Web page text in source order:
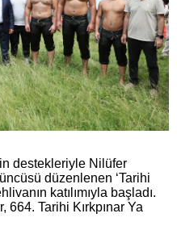
destekleriyle Nilüfer
düzenlenen ‘Tarihi
katılımıyla başladı.
664. Tarihi Kırkpınar Ya